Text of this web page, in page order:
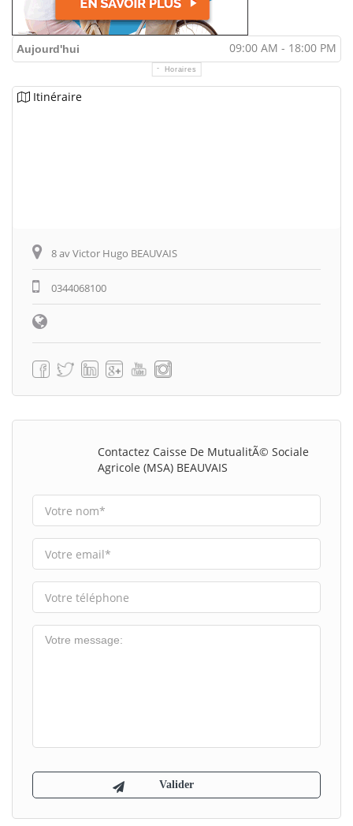
Aujourd'hui 09:00 AM - 18:00 PM
Horaires
Itinéraire
8 av Victor Hugo BEAUVAIS
0344068100
Contactez Caisse De MutualitÃ© Sociale
Agricole (MSA) BEAUVAIS